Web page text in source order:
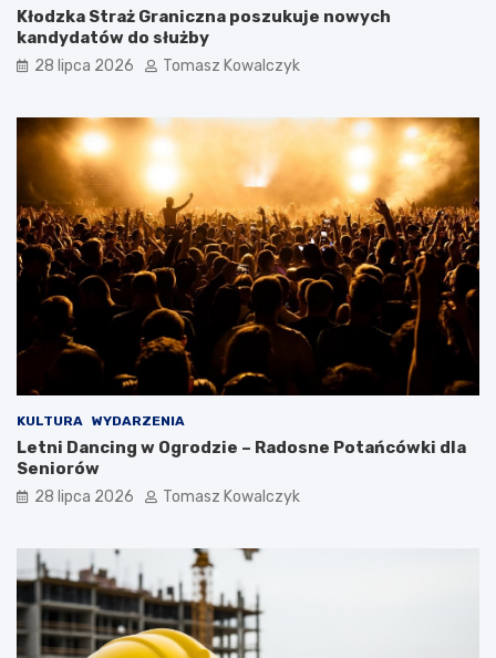
Kłodzka Straż Graniczna poszukuje nowych
kandydatów do służby
28 lipca 2026 Tomasz Kowalczyk
KULTURA WYDARZENIA
Letni Dancing w Ogrodzie – Radosne Potańcówki dla
Seniorów
28 lipca 2026 Tomasz Kowalczyk